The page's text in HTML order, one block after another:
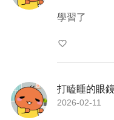
學習了
favorite_border
打瞌睡的眼
2026-02-11